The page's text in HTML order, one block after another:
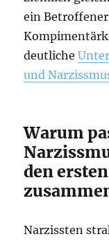
ein
deutliche
und
Warum
den
Narzissten